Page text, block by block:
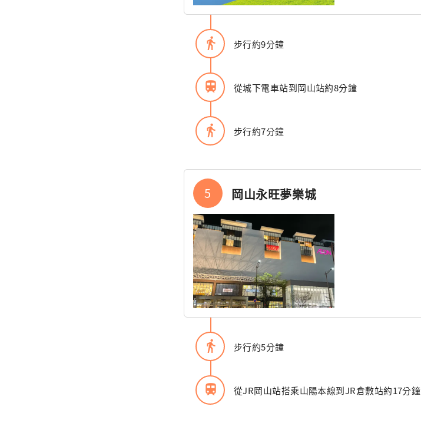
directions_walk 步行約9分鐘
train 從城下電車站到岡山站約8分鐘
directions_walk 步行約7分鐘
5 岡山永旺夢樂城
directions_walk 步行約5分鐘
train 從JR岡山站搭乘山陽本線到JR倉敷站約17分鐘